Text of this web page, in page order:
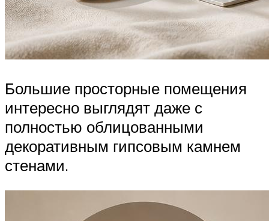
Большие просторные помещения
интересно выглядят даже с
полностью облицованными
декоративным гипсовым камнем
стенами.